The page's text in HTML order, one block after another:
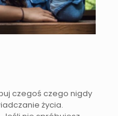
czegoś czego nigdy
życia.